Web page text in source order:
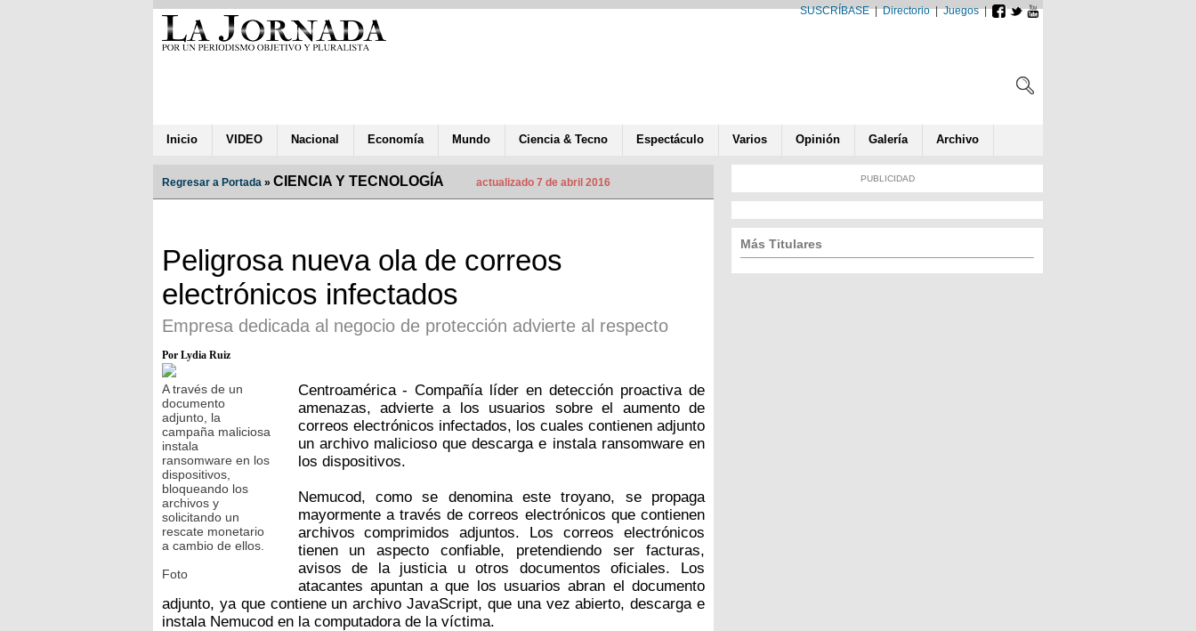
SUSCRÍBASE|Directorio|Juegos|
Inicio VIDEO Nacional Economía Mundo Ciencia & Tecno Espectáculo Varios Opinión Galería Archivo
Regresar a Portada » CIENCIA Y TECNOLOGÍA actualizado 7 de abril 2016
Peligrosa nueva ola de correos
electrónicos infectados
Empresa dedicada al negocio de protección advierte al respecto
Por Lydia Ruiz
A través de un
documento
adjunto, la
campaña maliciosa
instala
ransomware en los
dispositivos,
bloqueando los
archivos y
solicitando un
rescate monetario
a cambio de ellos.
Foto
Centroamérica - Compañía líder en detección proactiva de
amenazas, advierte a los usuarios sobre el aumento de
correos electrónicos infectados, los cuales contienen adjunto
un archivo malicioso que descarga e instala ransomware en
los dispositivos.
Nemucod, como se denomina este troyano, se propaga
mayormente a través de correos electrónicos que contienen
archivos comprimidos adjuntos. Los correos electrónicos
tienen un aspecto confiable, pretendiendo ser facturas,
avisos de la justicia u otros documentos oficiales. Los
atacantes apuntan a que los usuarios abran el documento
adjunto, ya que contiene un archivo JavaScript, que una vez abierto, descarga e
instala Nemucod en la computadora de la víctima.
PUBLICIDAD
Más Titulares